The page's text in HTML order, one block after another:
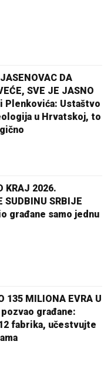
DA
SVE JE JASNO
Plenkovića: Ustaštvo
u Hrvatskoj, to
KRAJ 2026.
SUDBINU SRBIJE
građane samo jednu
135 MILIONA EVRA U
pozvao građane:
fabrika, učestvujte